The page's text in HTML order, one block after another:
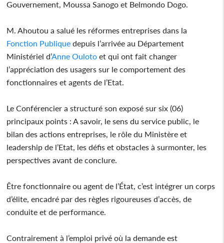
Gouvernement, Moussa Sanogo et Belmondo Dogo.
M. Ahoutou a salué les réformes entreprises dans la
Fonction Publique depuis l’arrivée au Département
Ministériel d’Anne Ouloto et qui ont fait changer
l’appréciation des usagers sur le comportement des
fonctionnaires et agents de l’Etat.
Le Conférencier a structuré son exposé sur six (06)
principaux points : A savoir, le sens du service public, le
bilan des actions entreprises, le rôle du Ministère et
leadership de l’Etat, les défis et obstacles à surmonter, les
perspectives avant de conclure.
Être fonctionnaire ou agent de l’État, c’est intégrer un corps
d’élite, encadré par des règles rigoureuses d’accès, de
conduite et de performance.
Contrairement à l’emploi privé où la demande est